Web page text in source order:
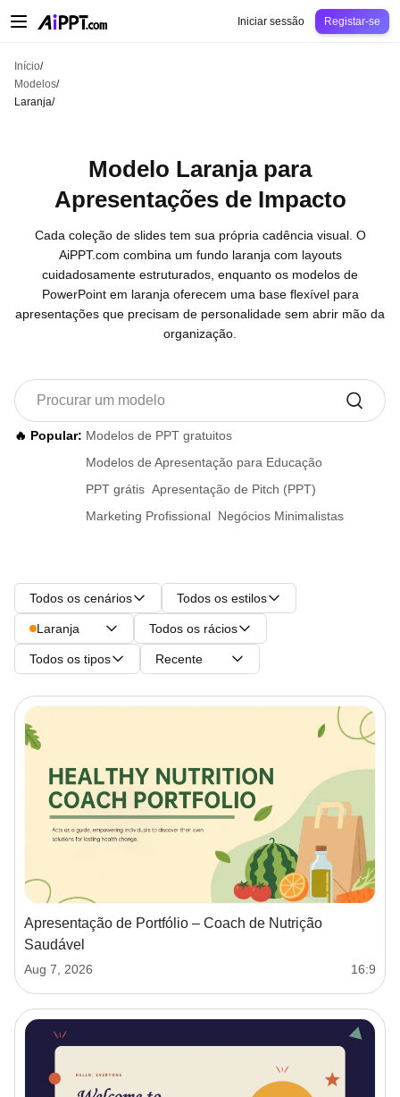
Educação
Iniciar sessão Registar-se
Início/
Modelos/
Laranja/
Modelo Laranja para
Apresentações de Impacto
Cada coleção de slides tem sua própria cadência visual. O
AiPPT.com combina um fundo laranja com layouts
cuidadosamente estruturados, enquanto os modelos de
PowerPoint em laranja oferecem uma base flexível para
apresentações que precisam de personalidade sem abrir mão da
organização.
🔥 Popular: Modelos de PPT gratuitos
Modelos de Apresentação para Educação
PPT grátis Apresentação de Pitch (PPT)
Marketing Profissional Negócios Minimalistas
Todos os cenários Todos os estilos
Laranja Todos os rácios
Todos os tipos Recente
Apresentação de Portfólio – Coach de Nutrição
Saudável
Aug 7, 2026 16:9